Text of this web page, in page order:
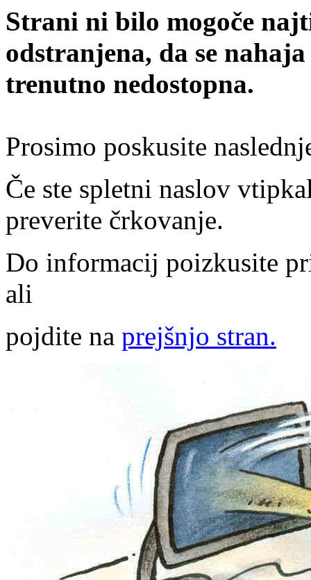
Strani ni bilo mogoče
odstranjena, da se
trenutno nedostopna.
Prosimo poskusite
Če ste spletni naslov
preverite črkovanje.
Do informacij poizkusite
ali
pojdite na prejšnjo stran.